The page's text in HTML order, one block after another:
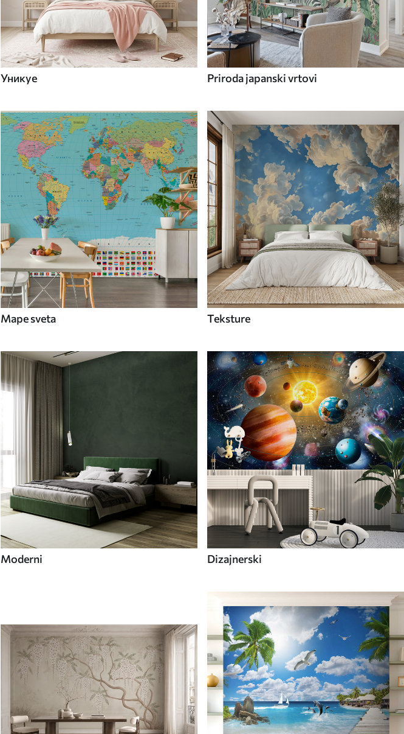
Уникуе Priroda japanski vrtovi
Mape sveta Teksture
Moderni Dizajnerski